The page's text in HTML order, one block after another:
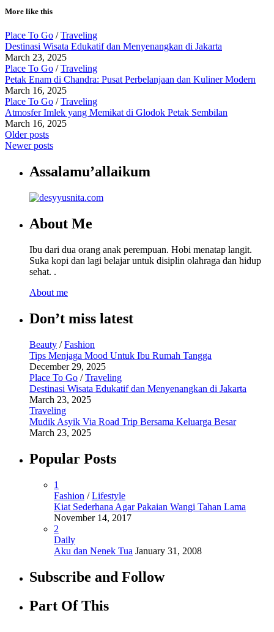
More like this
Place To Go /Traveling
Destinasi Wisata Edukatif dan Menyenangkan di Jakarta
March 23, 2025
Place To Go /Traveling
Petak Enam di Chandra: Pusat Perbelanjaan dan Kuliner Modern
March 16, 2025
Place To Go /Traveling
Atmosfer Imlek yang Memikat di Glodok Petak Sembilan
March 16, 2025
Older posts
Newer posts
Assalamu’allaikum
About Me
Ibu dari dua orang anak perempuan. Hobi menatap langit.
Suka kopi dan lagi belajar untuk disiplin olahraga dan hidup
sehat. .
About me
Don’t miss latest
Beauty /Fashion
Tips Menjaga Mood Untuk Ibu Rumah Tangga
December 29, 2025
Place To Go /Traveling
Destinasi Wisata Edukatif dan Menyenangkan di Jakarta
March 23, 2025
Traveling
Mudik Asyik Via Road Trip Bersama Keluarga Besar
March 23, 2025
Popular Posts
1
Fashion /Lifestyle
Kiat Sederhana Agar Pakaian Wangi Tahan Lama
November 14, 2017
2
Daily
Aku dan Nenek Tua January 31, 2008
Subscribe and Follow
Part Of This